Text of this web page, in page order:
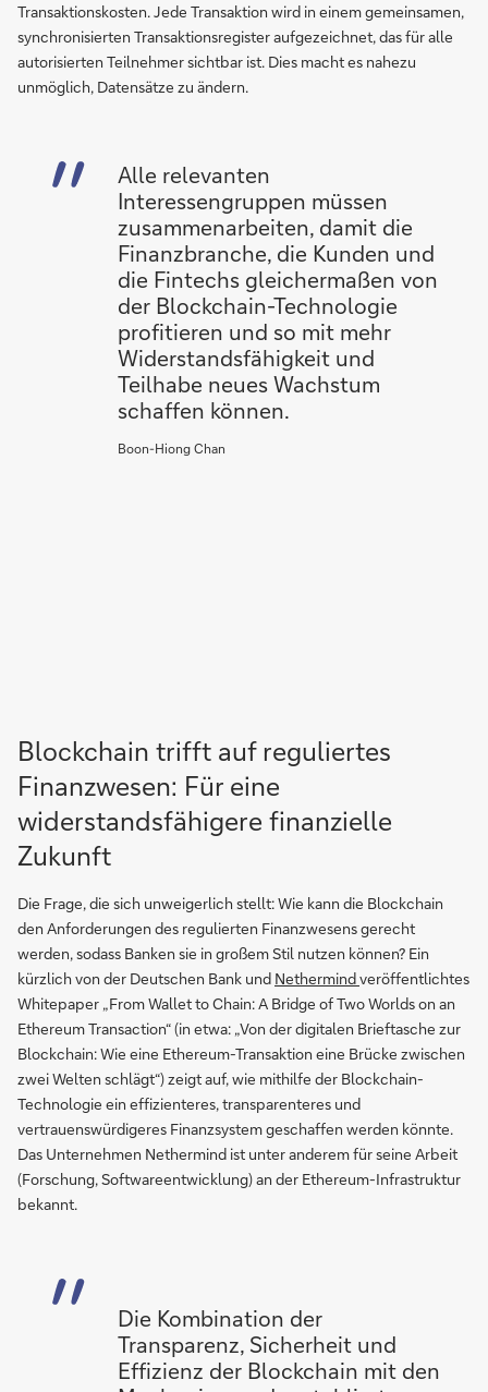
Transaktionskosten. Jede Transaktion wird in einem gemeinsamen,
synchronisierten Transaktionsregister aufgezeichnet, das für alle
autorisierten Teilnehmer sichtbar ist. Dies macht es nahezu
unmöglich, Datensätze zu ändern.
Alle relevanten
Interessengruppen müssen
zusammenarbeiten, damit die
Finanzbranche, die Kunden und
die Fintechs gleichermaßen von
der Blockchain-Technologie
profitieren und so mit mehr
Widerstandsfähigkeit und
Teilhabe neues Wachstum
schaffen können.
Boon-Hiong Chan
Blockchain trifft auf reguliertes
Finanzwesen: Für eine
widerstandsfähigere finanzielle
Zukunft
Die Frage, die sich unweigerlich stellt: Wie kann die Blockchain
den Anforderungen des regulierten Finanzwesens gerecht
werden, sodass Banken sie in großem Stil nutzen können? Ein
kürzlich von der Deutschen Bank und Nethermindveröffentlichtes
Whitepaper „From Wallet to Chain: A Bridge of Two Worlds on an
Ethereum Transaction“ (in etwa: „Von der digitalen Brieftasche zur
Blockchain: Wie eine Ethereum-Transaktion eine Brücke zwischen
zwei Welten schlägt“) zeigt auf, wie mithilfe der Blockchain-
Technologie ein effizienteres, transparenteres und
vertrauenswürdigeres Finanzsystem geschaffen werden könnte.
Das Unternehmen Nethermind ist unter anderem für seine Arbeit
(Forschung, Softwareentwicklung) an der Ethereum-Infrastruktur
bekannt.
Die Kombination der
Transparenz, Sicherheit und
Effizienz der Blockchain mit den